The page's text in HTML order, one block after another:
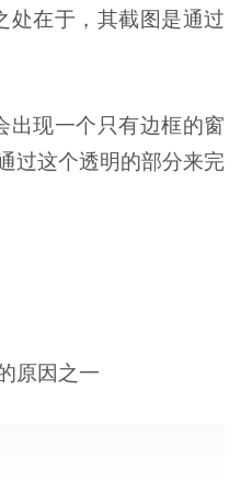
处在于，其截图是通过
出现一个只有边框的窗
过这个透明的部分来完
原因之一